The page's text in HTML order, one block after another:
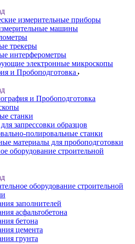
измерительные приборы
машины
трекеры
интерферометры
электронные микроскопы
и Пробоподготовка
и Пробоподготовка
станки
запрессовки образцов
полировальные станки
материалы для пробоподготовки
оборудование строительной
оборудование строительной
заполнителей
асфальтобетона
бетона
цемента
грунта